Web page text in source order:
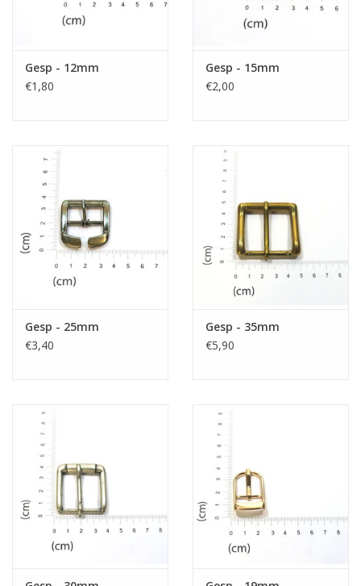
Gesp - 12mm
€1,80
Gesp - 15mm
€2,00
Gesp - 25mm
€3,40
Gesp - 35mm
€5,90